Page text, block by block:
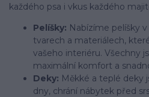
každého psa i vkus každého
Pelíšky: Nabízíme pelíšky
tvarech a materiálech,
vašeho interiéru. Všechny
maximální komfort a
Deky: Měkké a teplé deky
dny, chrání nábytek před